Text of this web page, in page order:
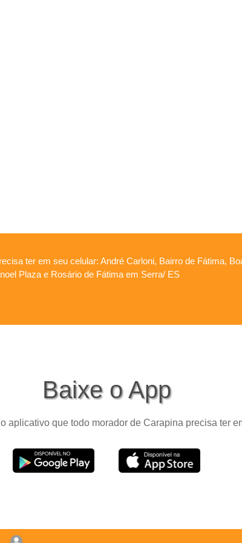
ter em seu celular: André Carloni, Bairro de Fátima,
Plaza e Rosário de Fátima em Serra/ ES
Baixe o App
aplicativo que todo morador de Carapina precisa ter